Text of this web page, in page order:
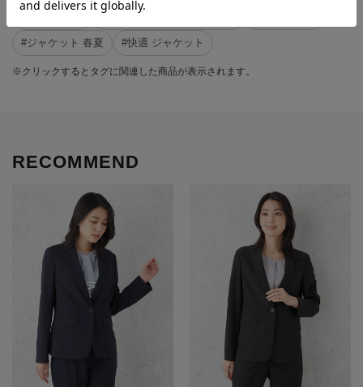
#ジャケット センターベント
#ジャケット 春夏 #快適 ジャケット
※クリックするとタグに関連した商品が表示されます。
RECOMMEND